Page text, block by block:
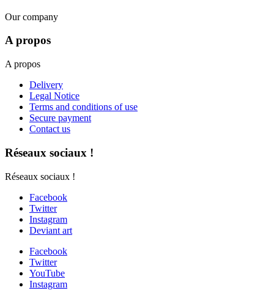
Our company
A propos
A propos
Delivery
Legal Notice
Terms and conditions of use
Secure payment
Contact us
Réseaux sociaux !
Réseaux sociaux !
Facebook
Twitter
Instagram
Deviant art
Facebook
Twitter
YouTube
Instagram